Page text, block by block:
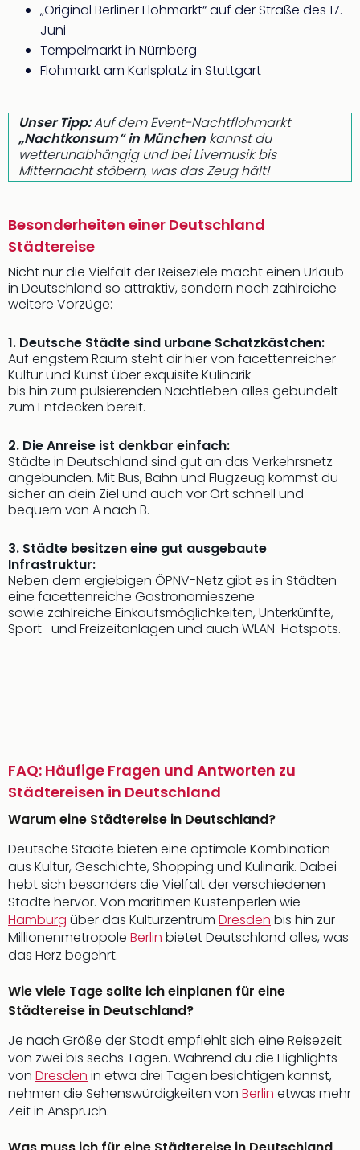
„Original Berliner Flohmarkt“ auf der Straße des 17.
Juni
Tempelmarkt in Nürnberg
Flohmarkt am Karlsplatz in Stuttgart
Unser Tipp:Auf dem Event-Nachtflohmarkt
„Nachtkonsum“ in München kannst du
wetterunabhängig und bei Livemusik bis
Mitternacht stöbern, was das Zeug hält!
Besonderheiten einer Deutschland
Städtereise
Nicht nur die Vielfalt der Reiseziele macht einen Urlaub
in Deutschland so attraktiv, sondern noch zahlreiche
weitere Vorzüge:
1. Deutsche Städte sind urbane Schatzkästchen:
Auf engstem Raum steht dir hier von facettenreicher
Kultur und Kunst über exquisite Kulinarik
bis hin zum pulsierenden Nachtleben alles gebündelt
zum Entdecken bereit.
2. Die Anreise ist denkbar einfach:
Städte in Deutschland sind gut an das Verkehrsnetz
angebunden. Mit Bus, Bahn und Flugzeug kommst du
sicher an dein Ziel und auch vor Ort schnell und
bequem von A nach B.
3. Städte besitzen eine gut ausgebaute
Infrastruktur:
Neben dem ergiebigen ÖPNV-Netz gibt es in Städten
eine facettenreiche Gastronomieszene
sowie zahlreiche Einkaufsmöglichkeiten, Unterkünfte,
Sport- und Freizeitanlagen und auch WLAN-Hotspots.
FAQ: Häufige Fragen und Antworten zu
Städtereisen in Deutschland
Warum eine Städtereise in Deutschland?
Deutsche Städte bieten eine optimale Kombination
aus Kultur, Geschichte, Shopping und Kulinarik. Dabei
hebt sich besonders die Vielfalt der verschiedenen
Städte hervor. Von maritimen Küstenperlen wie
Hamburg über das Kulturzentrum Dresden bis hin zur
Millionenmetropole Berlin bietet Deutschland alles, was
das Herz begehrt.
Wie viele Tage sollte ich einplanen für eine
Städtereise in Deutschland?
Je nach Größe der Stadt empfiehlt sich eine Reisezeit
von zwei bis sechs Tagen. Während du die Highlights
von Dresden in etwa drei Tagen besichtigen kannst,
nehmen die Sehenswürdigkeiten von Berlin etwas mehr
Zeit in Anspruch.